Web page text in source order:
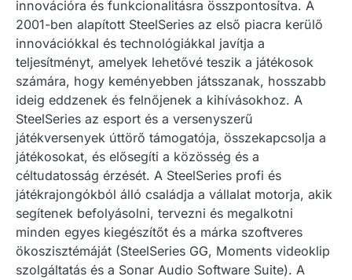
innovációra és funkcionalitásra összpontosítva. A
2001-ben alapított SteelSeries az első piacra kerülő
innovációkkal és technológiákkal javítja a
teljesítményt, amelyek lehetővé teszik a játékosok
számára, hogy keményebben játsszanak, hosszabb
ideig eddzenek és felnőjenek a kihívásokhoz. A
SteelSeries az esport és a versenyszerű
játékversenyek úttörő támogatója, összekapcsolja a
játékosokat, és elősegíti a közösség és a
céltudatosság érzését. A SteelSeries profi és
játékrajongókból álló családja a vállalat motorja, akik
segítenek befolyásolni, tervezni és megalkotni
minden egyes kiegészítőt és a márka szoftveres
ökoszisztémáját (SteelSeries GG, Moments videoklip
szolgáltatás és a Sonar Audio Software Suite). A